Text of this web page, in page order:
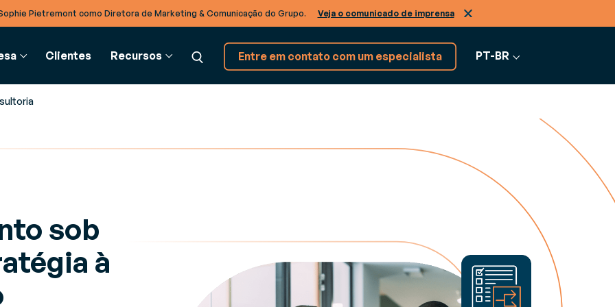
Pietremont como Diretora de Marketing & Comunicação do Grupo. Veja o comunicado de imprensa
DE
a gestão dos seus
de produção logísticos
de armazém (WMS)
a eficiência em seu
INTEGRAÇÃO BTOB
Uma plataforma de integração
B2B e A2A de última geração
Explore mais de 17 soluções
PARCEIROS
Clientes Recursos
GLOSSÁRIO SERVIÇOS
Entre em contato com um especialista PT-BR
sob
à